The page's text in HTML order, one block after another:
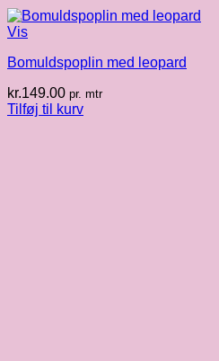
Vis
Bomuldspoplin med leopard
kr.149.00 pr. mtr
Tilføj til kurv